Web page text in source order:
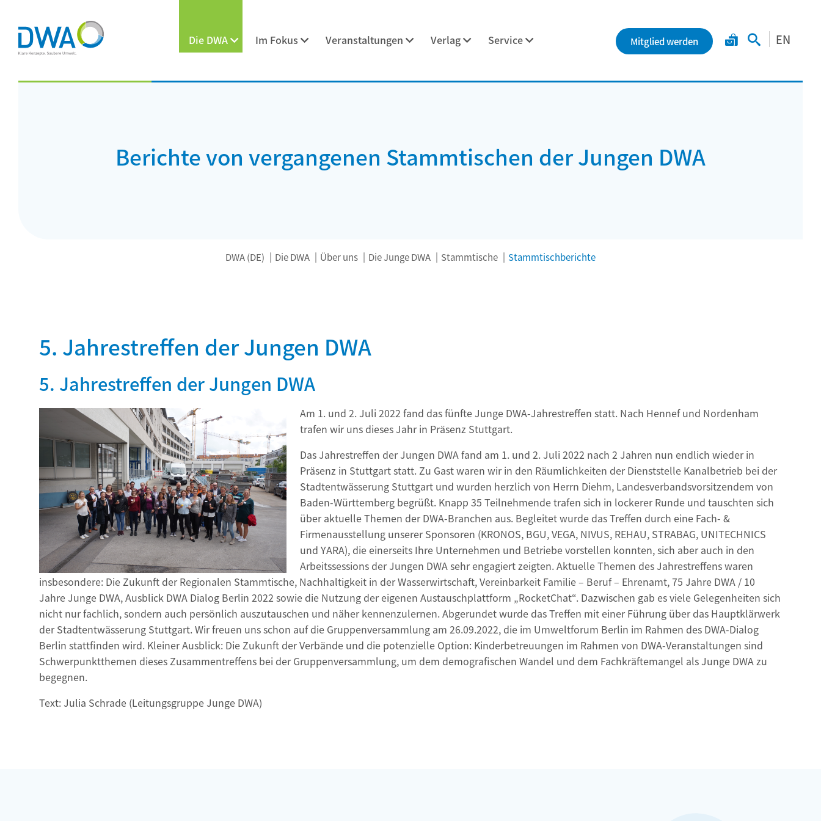
Die DWA Im Fokus Veranstaltungen Verlag Service Mitglied werden EN
Berichte von vergangenen Stammtischen der Jungen DWA
DWA (DE) Die DWA Über uns Die Junge DWA Stammtische Stammtischberichte
5. Jahrestreffen der Jungen DWA
5. Jahrestreffen der Jungen DWA
Am 1. und 2. Juli 2022 fand das fünfte Junge DWA-Jahrestreffen statt. Nach Hennef und Nordenham
trafen wir uns dieses Jahr in Präsenz Stuttgart.
Das Jahrestreffen der Jungen DWA fand am 1. und 2. Juli 2022 nach 2 Jahren nun endlich wieder in
Präsenz in Stuttgart statt. Zu Gast waren wir in den Räumlichkeiten der Dienststelle Kanalbetrieb bei der
Stadtentwässerung Stuttgart und wurden herzlich von Herrn Diehm, Landesverbandsvorsitzendem von
Baden-Württemberg begrüßt. Knapp 35 Teilnehmende trafen sich in lockerer Runde und tauschten sich
über aktuelle Themen der DWA-Branchen aus. Begleitet wurde das Treffen durch eine Fach- &
Firmenausstellung unserer Sponsoren (KRONOS, BGU, VEGA, NIVUS, REHAU, STRABAG, UNITECHNICS
und YARA), die einerseits Ihre Unternehmen und Betriebe vorstellen konnten, sich aber auch in den
Arbeitssessions der Jungen DWA sehr engagiert zeigten. Aktuelle Themen des Jahrestreffens waren
insbesondere: Die Zukunft der Regionalen Stammtische, Nachhaltigkeit in der Wasserwirtschaft, Vereinbarkeit Familie – Beruf – Ehrenamt, 75 Jahre DWA / 10
Jahre Junge DWA, Ausblick DWA Dialog Berlin 2022 sowie die Nutzung der eigenen Austauschplattform „RocketChat“. Dazwischen gab es viele Gelegenheiten sich
nicht nur fachlich, sondern auch persönlich auszutauschen und näher kennenzulernen. Abgerundet wurde das Treffen mit einer Führung über das Hauptklärwerk
der Stadtentwässerung Stuttgart. Wir freuen uns schon auf die Gruppenversammlung am 26.09.2022, die im Umweltforum Berlin im Rahmen des DWA-Dialog
Berlin stattfinden wird. Kleiner Ausblick: Die Zukunft der Verbände und die potenzielle Option: Kinderbetreuungen im Rahmen von DWA-Veranstaltungen sind
Schwerpunktthemen dieses Zusammentreffens bei der Gruppenversammlung, um dem demografischen Wandel und dem Fachkräftemangel als Junge DWA zu
begegnen.
Text: Julia Schrade (Leitungsgruppe Junge DWA)